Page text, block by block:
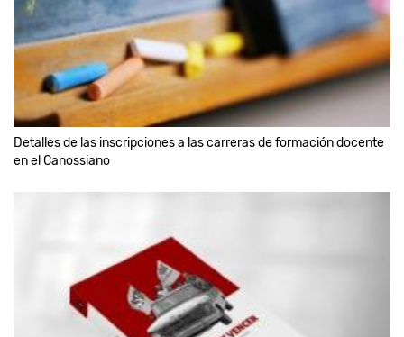
Detalles de las inscripciones a las carreras de formación docente
en el Canossiano